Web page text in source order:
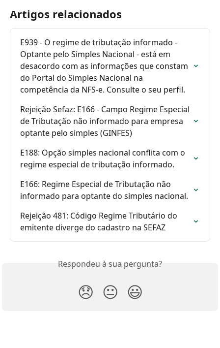
Artigos relacionados
E939 - O regime de tributação informado -
Optante pelo Simples Nacional - está em
desacordo com as informações que constam
do Portal do Simples Nacional na
competência da NFS-e. Consulte o seu perfil.
Rejeição Sefaz: E166 - Campo Regime Especial
de Tributação não informado para empresa
optante pelo simples (GINFES)
E188: Opção simples nacional conflita com o
regime especial de tributação informado.
E166: Regime Especial de Tributação não
informado para optante do simples nacional.
Rejeição 481: Código Regime Tributário do
emitente diverge do cadastro na SEFAZ
Respondeu à sua pergunta?
😞 😐 😃